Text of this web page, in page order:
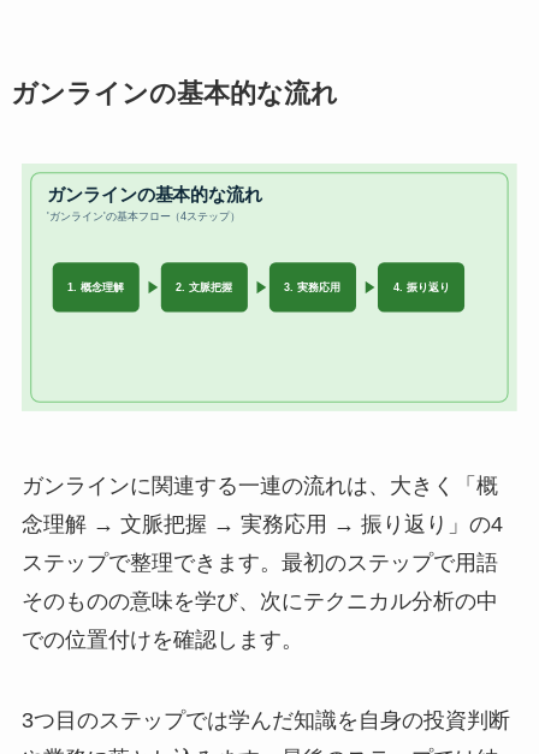
ガンラインの基本的な流れ
ガンラインに関連する一連の流れは、大きく「概
念理解 → 文脈把握 → 実務応用 → 振り返り」の4
ステップで整理できます。最初のステップで用語
そのものの意味を学び、次にテクニカル分析の中
での位置付けを確認します。
3つ目のステップでは学んだ知識を自身の投資判断